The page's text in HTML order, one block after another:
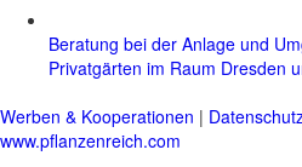
Beratung bei der Anlage und
Privatgärten im Raum Dresden
Werben & Kooperationen |
www.pflanzenreich.com